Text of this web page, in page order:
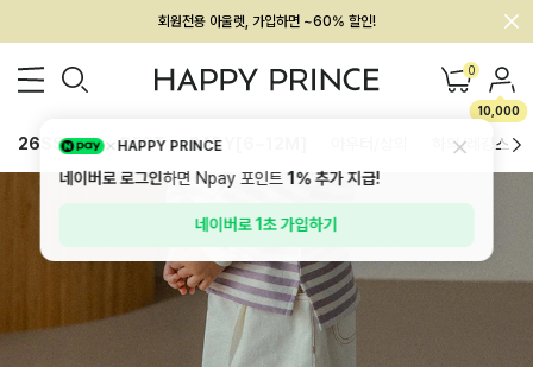
멤버십 최대 28,000원 혜택
0
10,000
26SS 신상 BEST BABY[6~12M] 하의/레깅스
HAPPY PRINCE
네이버로 로그인하면 Npay 포인트1%추가 지급!
네이버로 1초 가입하기